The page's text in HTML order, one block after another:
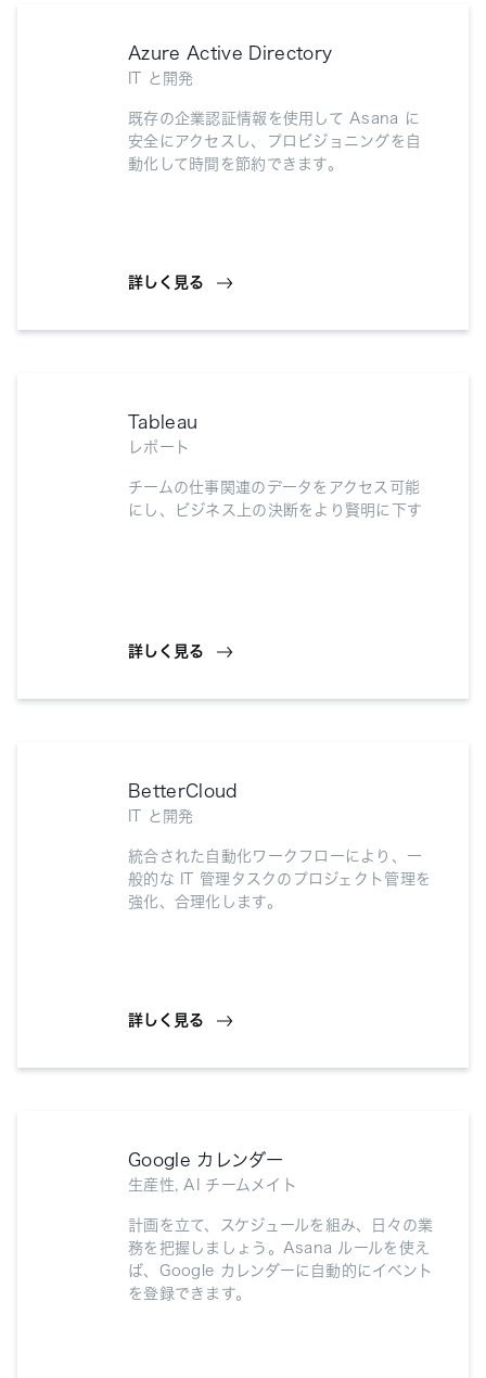
Azure Active Directory
IT と開発
既存の企業認証情報を使用して Asana に
安全にアクセスし、プロビジョニングを自
動化して時間を節約できます。
詳しく見る
Tableau
レポート
チームの仕事関連のデータをアクセス可能
にし、ビジネス上の決断をより賢明に下す
詳しく見る
BetterCloud
IT と開発
統合された自動化ワークフローにより、一
般的な IT 管理タスクのプロジェクト管理を
強化、合理化します。
詳しく見る
Google カレンダー
生産性, AI チームメイト
計画を立て、スケジュールを組み、日々の業
務を把握しましょう。Asana ルールを使え
ば、Google カレンダーに自動的にイベント
を登録できます。